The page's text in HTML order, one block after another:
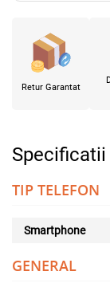
Retur Garantat
TIP TELEFON
Smartphone
GENERAL